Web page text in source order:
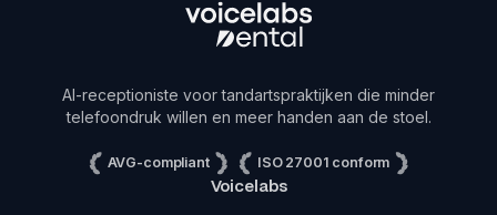
AI-receptioniste voor tandartspraktijken die minder
telefoondruk willen en meer handen aan de stoel.
AVG-compliant ISO 27001 conform
Voicelabs